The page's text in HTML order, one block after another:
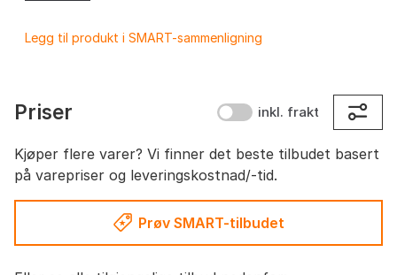
Legg til produkt i SMART-sammenligning
Priser inkl. frakt
Kjøper flere varer? Vi finner det beste tilbudet basert
på varepriser og leveringskostnad/-tid.
Prøv SMART-tilbudet